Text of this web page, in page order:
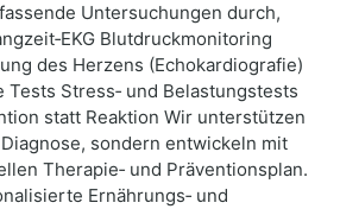
Untersuchungen durch,
Blutdruckmonitoring
des Herzens (Echokardiografie)
Stress‑ und Belastungstests
statt Reaktion Wir unterstützen
sondern entwickeln mit
Therapie‑ und Präventionsplan.
Ernährungs‑ und